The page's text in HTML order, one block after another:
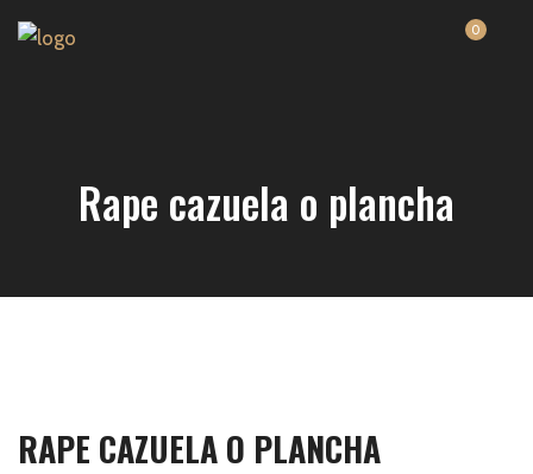
0
Rape cazuela o plancha
RAPE CAZUELA O PLANCHA